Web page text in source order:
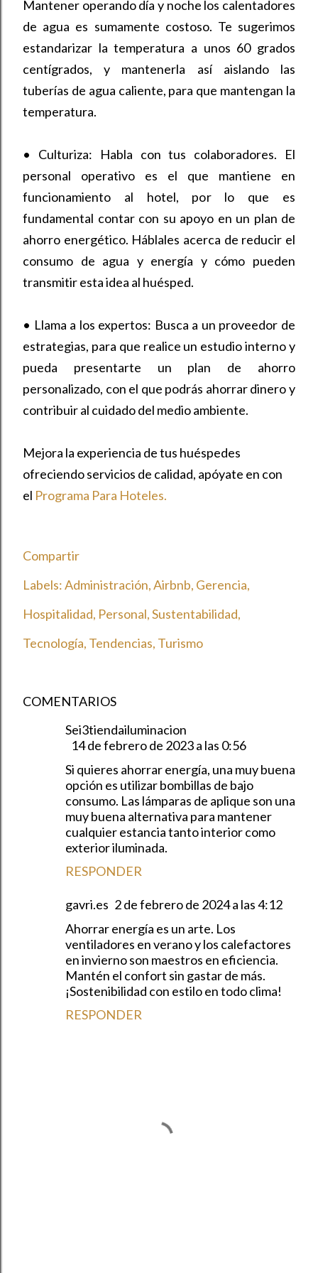
Mantener operando día y noche los calentadores
de agua es sumamente costoso. Te sugerimos
estandarizar la temperatura a unos 60 grados
centígrados, y mantenerla así aislando las
tuberías de agua caliente, para que mantengan la
temperatura.
•
Culturiza: Habla con tus colaboradores. El
personal operativo es el que mantiene en
funcionamiento al hotel, por lo que es
fundamental contar con su apoyo en un plan de
ahorro energético. Háblales acerca de reducir el
consumo de agua y energía y cómo pueden
transmitir esta idea al huésped.
• Llama a los expertos: Busca a un proveedor de
estrategias, para que realice un estudio interno y
pueda presentarte un plan de ahorro
personalizado, con el que podrás ahorrar dinero y
contribuir al cuidado del medio ambiente.
Mejora la experiencia de tus huéspedes
ofreciendo servicios de calidad, apóyate en con
el Programa Para Hoteles.
Compartir
Labels:Administración Airbnb Gerencia
Hospitalidad Personal Sustentabilidad
Tecnología Tendencias Turismo
COMENTARIOS
Sei3tiendailuminacion
14 de febrero de 2023 a las 0:56
Si quieres ahorrar energía, una muy buena
opción es utilizar bombillas de bajo
consumo. Las lámparas de aplique son una
muy buena alternativa para mantener
cualquier estancia tanto interior como
exterior iluminada.
RESPONDER
gavri.es 2 de febrero de 2024 a las 4:12
Ahorrar energía es un arte. Los
ventiladores en verano y los calefactores
en invierno son maestros en eficiencia.
Mantén el confort sin gastar de más.
¡Sostenibilidad con estilo en todo clima!
RESPONDER